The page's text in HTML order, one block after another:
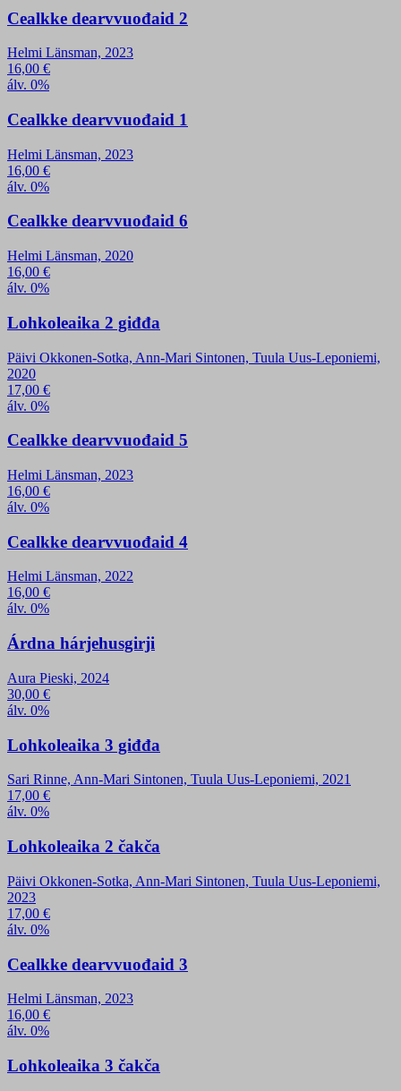
Cealkke dearvvuođaid 2
Helmi Länsman, 2023
16,00 €
álv. 0%
Cealkke dearvvuođaid 1
Helmi Länsman, 2023
16,00 €
álv. 0%
Cealkke dearvvuođaid 6
Helmi Länsman, 2020
16,00 €
álv. 0%
Lohkoleaika 2 giđđa
Päivi Okkonen-Sotka, Ann-Mari Sintonen, Tuula Uus-Leponiemi,
2020
17,00 €
álv. 0%
Cealkke dearvvuođaid 5
Helmi Länsman, 2023
16,00 €
álv. 0%
Cealkke dearvvuođaid 4
Helmi Länsman, 2022
16,00 €
álv. 0%
Árdna hárjehusgirji
Aura Pieski, 2024
30,00 €
álv. 0%
Lohkoleaika 3 giđđa
Sari Rinne, Ann-Mari Sintonen, Tuula Uus-Leponiemi, 2021
17,00 €
álv. 0%
Lohkoleaika 2 čakča
Päivi Okkonen-Sotka, Ann-Mari Sintonen, Tuula Uus-Leponiemi,
2023
17,00 €
álv. 0%
Cealkke dearvvuođaid 3
Helmi Länsman, 2023
16,00 €
álv. 0%
Lohkoleaika 3 čakča